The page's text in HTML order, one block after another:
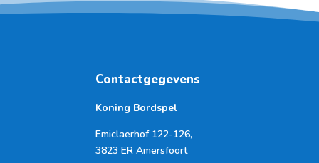
Contactgegevens
Koning Bordspel
Emiclaerhof 122-126,
3823 ER Amersfoort